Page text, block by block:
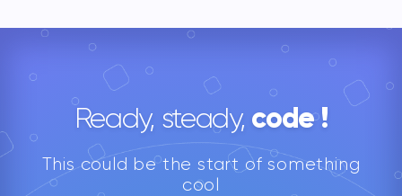
Ready, steady, code !
This could be the start of something
cool